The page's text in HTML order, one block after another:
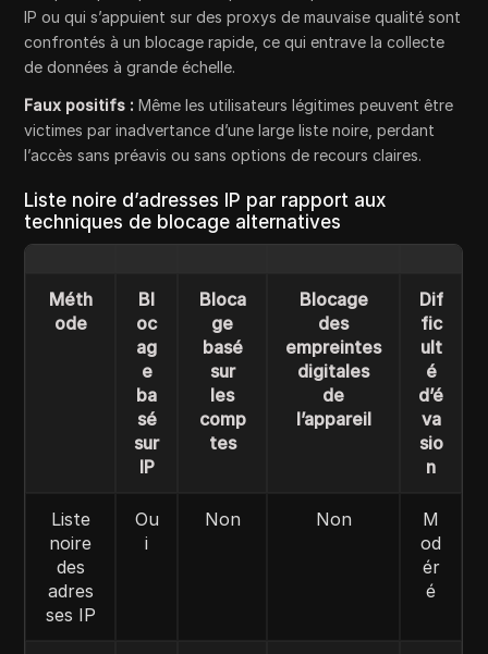
IP ou qui s’appuient sur des proxys de mauvaise qualité sont
confrontés à un blocage rapide, ce qui entrave la collecte
de données à grande échelle.
Faux positifs :Même les utilisateurs légitimes peuvent être
victimes par inadvertance d’une large liste noire, perdant
l’accès sans préavis ou sans options de recours claires.
Liste noire d’adresses IP par rapport aux
techniques de blocage alternatives
Méth
ode
Bl
oc
ag
e
ba
sé
sur
IP
Bloca
ge
basé
sur
les
comp
tes
Blocage
des
empreintes
digitales
de
l’appareil
Dif
fic
ult
é
d’é
va
sio
n
Liste
noire
des
adres
ses IP
Ou
i
Non Non
M
od
ér
é